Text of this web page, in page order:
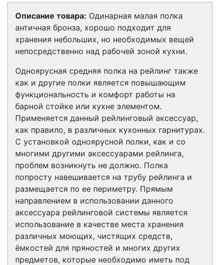
Описание товара: Одинарная малая полка
античная бронза, хорошо подходит для
хранения небольших, но необходимых вещей
непосредственно над рабочей зоной кухни.
Одноярусная средняя полка на рейлинг также
как и другие полки является повышающим
функциональность и комфорт работы на
барной стойке или кухне элементом.
Применяется данный рейлинговый аксессуар,
как правило, в различных кухонных гарнитурах.
С установкой одноярусной полки, как и со
многими другими аксессуарами рейлинга,
проблем возникнуть не должно. Полка
попросту навешивается на трубу рейлинга и
размещается по ее периметру. Прямым
направлением в использовании данного
аксессуара рейлинговой системы является
использование в качестве места хранения
различных моющих, чистящих средств,
ёмкостей для пряностей и многих других
предметов, которые необходимо иметь под